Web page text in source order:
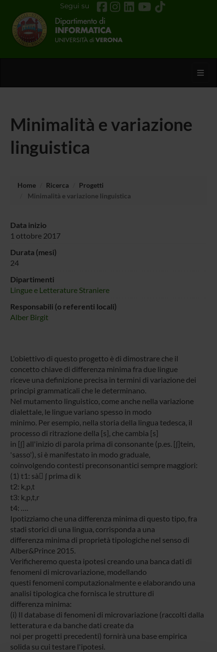
Segui su
Minimalità e variazione
linguistica
Home Ricerca
Progetti
Minimalità e variazione linguistica
Data inizio
1 ottobre 2017
Durata (mesi)
24
Dipartimenti
Lingue e Letterature Straniere
Responsabili (o referenti locali)
Alber Birgit
L'obiettivo di questo progetto è di dimostrare che il
concetto chiave di differenza minima fra due lingue
riceve una definizione precisa in termini di variazione dei
principi grammaticali che le determinano.
Nel mutamento linguistico, come anche nella variazione
dialettale, le lingue variano spesso in modo
minimo. Per esempio, nella storia della lingua tedesca, il
processo di ritrazione della [s], che cambia [s]
in [ʃ] all'inizio di parola prima di consonante (p.es. [ʃ]tein,
'sasso'), si è manifestato in modo graduale,
coinvolgendo contesti preconsonantici sempre maggiori:
(1) t1: sà ʃ prima di k
t2: k,p,t
t3: k,p,t,r
t4: ….
Ipotizziamo che una differenza minima di questo tipo, fra
stadi storici di una lingua, corrisponda a una
differenza minima di proprietà tipologiche nel senso di
Alber&Prince 2015.
Verificheremo questa ipotesi creando una banca dati di
fenomeni di microvariazione, modellando
questi fenomeni computazionalmente e elaborando una
analisi tipologica che fornisca le strutture di
differenza minima:
(i) Il database di fenomeni di microvariazione (raccolti dalla
letteratura e da banche dati create da
noi per progetti precedenti) fornirà una base empirica
solida su cui testare l'ipotesi.